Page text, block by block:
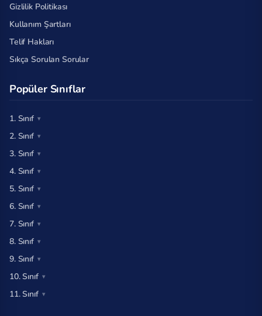
Gizlilik Politikası
Kullanım Şartları
Telif Hakları
Sıkça Sorulan Sorular
Popüler Sınıflar
1. Sınıf
2. Sınıf
3. Sınıf
4. Sınıf
5. Sınıf
6. Sınıf
7. Sınıf
8. Sınıf
9. Sınıf
10. Sınıf
11. Sınıf